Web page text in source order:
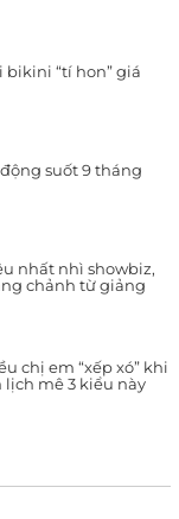
bikini “tí hon” giá
suốt 9 tháng
nhất nhì showbiz,
chảnh từ giảng
chị em “xếp xó” khi
lịch mê 3 kiểu này